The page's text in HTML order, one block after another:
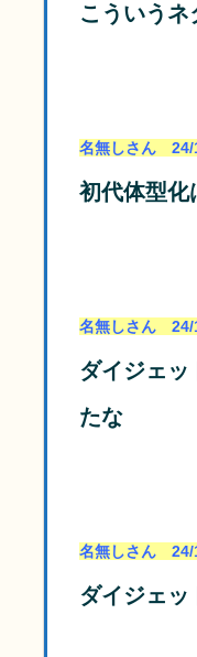
こういうネ
名無しさん 24/
初代体型化
名無しさん 24/
ダイジェッ
たな
名無しさん 24/
ダイジェッ